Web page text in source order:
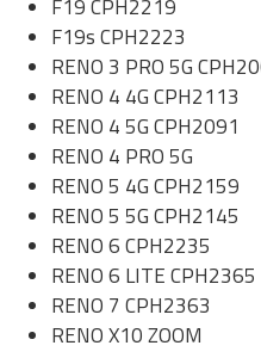
F19 CPH2219
F19s CPH2223
RENO 3 PRO 5G
RENO 4 4G CPH2113
RENO 4 5G CPH2091
RENO 4 PRO 5G
RENO 5 4G CPH2159
RENO 5 5G CPH2145
RENO 6 CPH2235
RENO 6 LITE CPH2365
RENO 7 CPH2363
RENO X10 ZOOM